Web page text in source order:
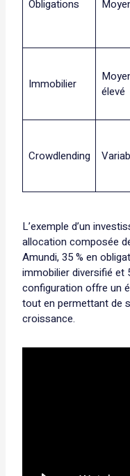
Obligations
Immobilier
élevé
Crowdlending
L’exemple d’un
allocation composée
Amundi, 35 % en
immobilier diversifié et
configuration offre un
tout en permettant de
croissance.